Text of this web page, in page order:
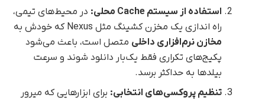
استفاده از سیستمCache محلی: در محیط‌های تیمی،
راه اندازی یک مخزن کشینگ مثل Nexus که خودش به
مخازن نرم‌افزاری داخلی متصل است، باعث می‌شود
پکیج‌های تکراری فقط یک‌بار دانلود شوند و سرعت
بیلدها به حداکثر برسد.
تنظیم پروکسی‌های انتخابی: برای ابزارهایی که میرور